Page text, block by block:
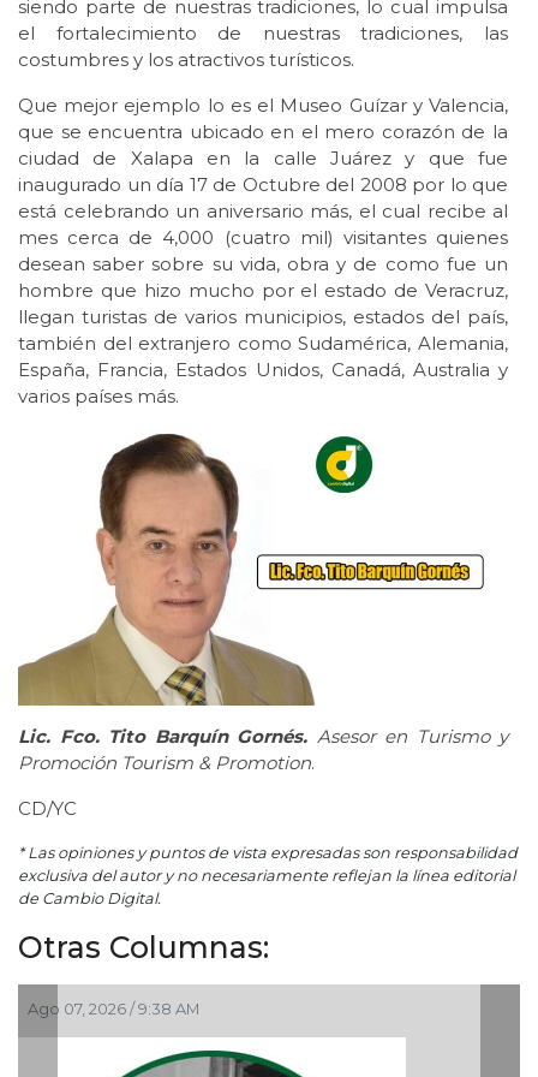
siendo parte de nuestras tradiciones, lo cual impulsa
el fortalecimiento de nuestras tradiciones, las
costumbres y los atractivos turísticos.
Que mejor ejemplo lo es el Museo Guízar y Valencia,
que se encuentra ubicado en el mero corazón de la
ciudad de Xalapa en la calle Juárez y que fue
inaugurado un día 17 de Octubre del 2008 por lo que
está celebrando un aniversario más, el cual recibe al
mes cerca de 4,000 (cuatro mil) visitantes quienes
desean saber sobre su vida, obra y de como fue un
hombre que hizo mucho por el estado de Veracruz,
llegan turistas de varios municipios, estados del país,
también del extranjero como Sudamérica, Alemania,
España, Francia, Estados Unidos, Canadá, Australia y
varios países más.
Lic. Fco. Tito Barquín Gornés. Asesor en Turismo y
Promoción Tourism & Promotion.
CD/YC
* Las opiniones y puntos de vista expresadas son responsabilidad
exclusiva del autor y no necesariamente reflejan la línea editorial
de Cambio Digital.
Otras Columnas:
Ago 07, 2026 / 9:38 AM